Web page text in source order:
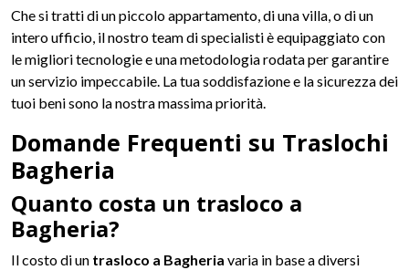
Che si tratti di un piccolo appartamento, di una villa, o di un
intero ufficio, il nostro team di specialisti è equipaggiato con
le migliori tecnologie e una metodologia rodata per garantire
un servizio impeccabile. La tua soddisfazione e la sicurezza dei
tuoi beni sono la nostra massima priorità.
Domande Frequenti su Traslochi
Bagheria
Quanto costa un trasloco a
Bagheria?
Il costo di un trasloco a Bagheria varia in base a diversi